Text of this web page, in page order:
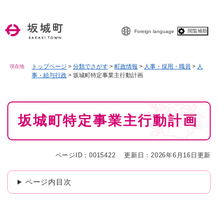
Foreign language 閲覧補助
現在地 トップページ > 分類でさがす > 町政情報 > 人事・採用・職員 > 人
事・給与行政 > 坂城町特定事業主行動計画
本
坂城町特定事業主行動計画
ページID：0015422 更新日：2026年6月16日更新
ページ内目次